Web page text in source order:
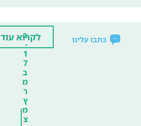
כתבו עלינו
ב
-
1
7
ב
מ
ר
ץ
מ
צ
לקרוא עוד